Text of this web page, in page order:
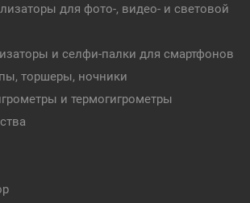
для фото-, видео- и световой
и селфи-палки для смартфонов
торшеры, ночники
и термогигрометры